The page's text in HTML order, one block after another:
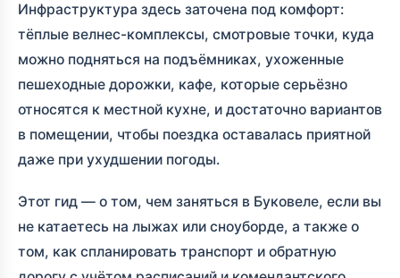
Инфраструктура здесь заточена под комфорт:
тёплые велнес-комплексы, смотровые точки, куда
можно подняться на подъёмниках, ухоженные
пешеходные дорожки, кафе, которые серьёзно
относятся к местной кухне, и достаточно вариантов
в помещении, чтобы поездка оставалась приятной
даже при ухудшении погоды.
Этот гид — о том, чем заняться в Буковеле, если вы
не катаетесь на лыжах или сноуборде, а также о
том, как спланировать транспорт и обратную